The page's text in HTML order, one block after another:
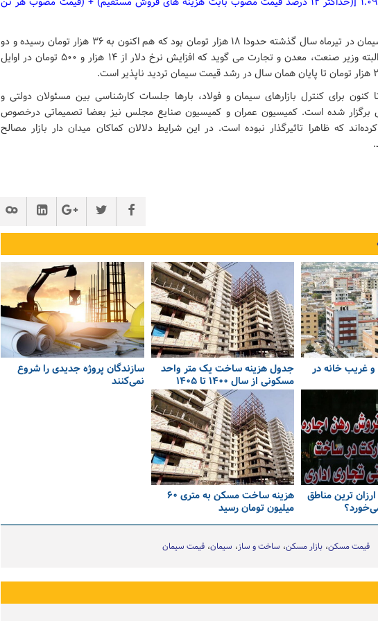
قیمت هر پاکت سیمان در تیرماه سال گذشته حدودا ۱۸ هزار تومان بود که هم اکنون به ۳۶ هزار تومان رسیده و دو
برابر شده است. البته وزیر صنعت، معدن و تجارت می گوید که افزایش نرخ دلار از ۱۴ هزار و ۵۰۰ تومان در اوایل
کنون برای کنترل بازارهای سیمان و فولاد، بارها جلسات کارشناسی بین مسئولان دولتی و
برگزار شده است. کمیسیون عمران و کمیسیون صنایع مجلس نیز بعضا تصمیماتی درخصوص
که ظاهرا تاثیرگذار نبوده است. در این شرایط دلالان کماکان میدان دار بازار مصالح
غریب خانه در جدول هزینه ساخت یک متر واحد
مسکونی از سال ۱۴۰۰ تا ۱۴۰۵
سازندگان پروژه جدیدی را شروع
نمی‌کنند
ارزان ترین مناطق هزینه ساخت مسکن به متری ۶۰
میلیون تومان رسید
قیمت مسکن بازار مسکن ساخت و ساز سیمان قیمت سیمان